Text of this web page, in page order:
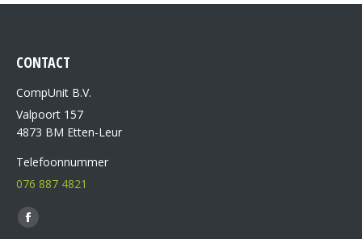
CONTACT
CompUnit B.V.
Valpoort 157
4873 BM Etten-Leur
Telefoonnummer
076 887 4821
Vind ons op: